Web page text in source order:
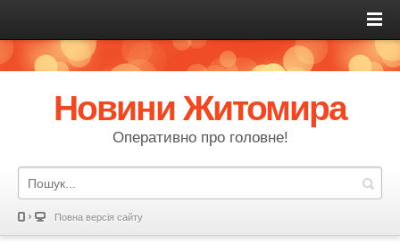
Новини Житомира
Оперативно про головне!
Повна версія сайту